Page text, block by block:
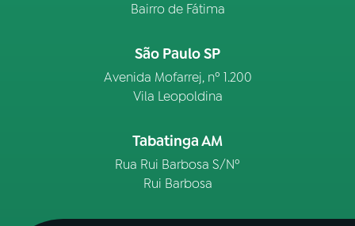
Bairro de Fátima
São Paulo SP
Avenida Mofarrej, nº 1.200
Vila Leopoldina
Tabatinga AM
Rua Rui Barbosa S/Nº
Rui Barbosa